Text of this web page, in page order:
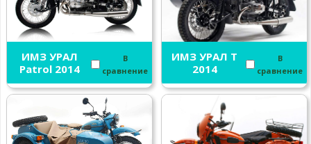
ИМЗ УРАЛ
Patrol 2014
В
сравнение
ИМЗ УРАЛ T
2014
В
сравнение